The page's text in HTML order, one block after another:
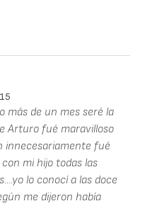
más de un mes seré la
Arturo fué maravilloso
innecesariamente fué
mi hijo todas las
lo conocí a las doce
me dijeron había